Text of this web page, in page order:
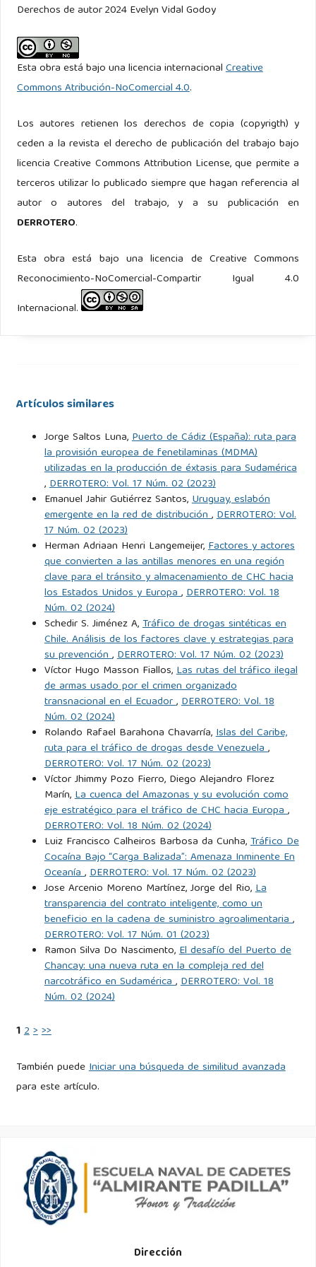
https://Eprints.ucm.es/Id/Eprint/54951/1/
Derechos de autor 2024 Evelyn Vidal Godoy
Esta obra está bajo una licencia internacionalCreative
Commons Atribución-NoComercial 4.0.
Los autores retienen los derechos de copia (copyrigth) y
ceden a la revista el derecho de publicación del trabajo bajo
licencia Creative Commons Attribution License, que permite a
terceros utilizar lo publicado siempre que hagan referencia al
autor o autores del trabajo, y a su publicación en
DERROTERO.
Esta obra está bajo una licencia de Creative Commons
Reconocimiento-NoComercial-Compartir Igual 4.0
Internacional.
Artículos similares
Jorge Saltos Luna,Puerto de Cádiz (España): ruta para
la provisión europea de fenetilaminas (MDMA)
utilizadas en la producción de éxtasis para Sudamérica
,DERROTERO: Vol. 17 Núm. 02 (2023)
Emanuel Jahir Gutiérrez Santos,Uruguay, eslabón
emergente en la red de distribución,DERROTERO: Vol.
17 Núm. 02 (2023)
Herman Adriaan Henri Langemeijer,Factores y actores
que convierten a las antillas menores en una región
clave para el tránsito y almacenamiento de CHC hacia
los Estados Unidos y Europa,DERROTERO: Vol. 18
Núm. 02 (2024)
Schedir S. Jiménez A,Tráfico de drogas sintéticas en
Chile. Análisis de los factores clave y estrategias para
su prevención,DERROTERO: Vol. 17 Núm. 02 (2023)
Víctor Hugo Masson Fiallos,Las rutas del tráfico ilegal
de armas usado por el crimen organizado
transnacional en el Ecuador,DERROTERO: Vol. 18
Núm. 02 (2024)
Rolando Rafael Barahona Chavarría,Islas del Caribe,
ruta para el tráfico de drogas desde Venezuela,
DERROTERO: Vol. 17 Núm. 02 (2023)
Víctor Jhimmy Pozo Fierro, Diego Alejandro Florez
Marín,La cuenca del Amazonas y su evolución como
eje estratégico para el tráfico de CHC hacia Europa,
DERROTERO: Vol. 18 Núm. 02 (2024)
Luiz Francisco Calheiros Barbosa da Cunha,Tráfico De
Cocaína Bajo “Carga Balizada”: Amenaza Inminente En
Oceanía,DERROTERO: Vol. 17 Núm. 02 (2023)
Jose Arcenio Moreno Martínez, Jorge del Rio,La
transparencia del contrato inteligente, como un
beneficio en la cadena de suministro agroalimentaria,
DERROTERO: Vol. 17 Núm. 01 (2023)
Ramon Silva Do Nascimento,El desafío del Puerto de
Chancay: una nueva ruta en la compleja red del
narcotráfico en Sudamérica,DERROTERO: Vol. 18
Núm. 02 (2024)
12>>>
También puedeIniciar una búsqueda de similitud avanzada
para este artículo.
Dirección